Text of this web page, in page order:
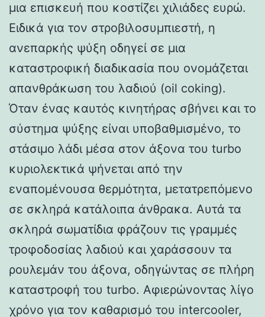
μια επισκευή που κοστίζει χιλιάδες ευρώ.
Ειδικά για τον στροβιλοσυμπιεστή, η
ανεπαρκής ψύξη οδηγεί σε μια
καταστροφική διαδικασία που ονομάζεται
απανθράκωση του λαδιού (oil coking).
Όταν ένας καυτός κινητήρας σβήνει και το
σύστημα ψύξης είναι υποβαθμισμένο, το
στάσιμο λάδι μέσα στον άξονα του turbo
κυριολεκτικά ψήνεται από την
εναπομένουσα θερμότητα, μετατρεπόμενο
σε σκληρά κατάλοιπα άνθρακα. Αυτά τα
σκληρά σωματίδια φράζουν τις γραμμές
τροφοδοσίας λαδιού και χαράσσουν τα
ρουλεμάν του άξονα, οδηγώντας σε πλήρη
καταστροφή του turbo. Αφιερώνοντας λίγο
χρόνο για τον καθαρισμό του intercooler,